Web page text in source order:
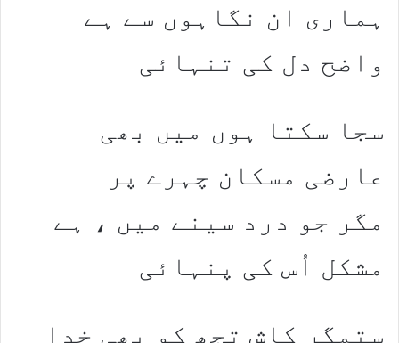
ہماری ان نگاہوں سے ہے
واضح دل کی تنہائی
سجا سکتا ہوں میں بھی
عارضی مسکان چہرے پر
مگر جو درد سینے میں ، ہے
مشکل اُس کی پنہائی
ستمگر کاش تجھ کو بھی خدا